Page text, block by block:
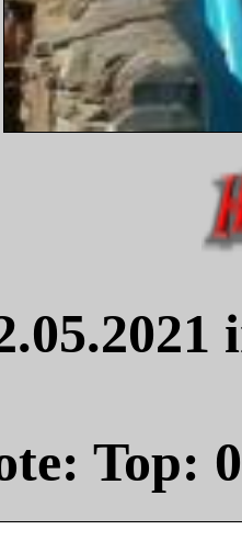
Top: 0